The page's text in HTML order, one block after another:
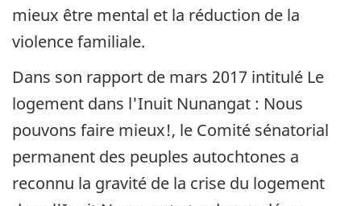
mieux être mental et la réduction de la
violence familiale.
Dans son rapport de mars 2017 intitulé Le
logement dans l'Inuit Nunangat : Nous
pouvons faire mieux!, le Comité sénatorial
permanent des peuples autochtones a
reconnu la gravité de la crise du logement